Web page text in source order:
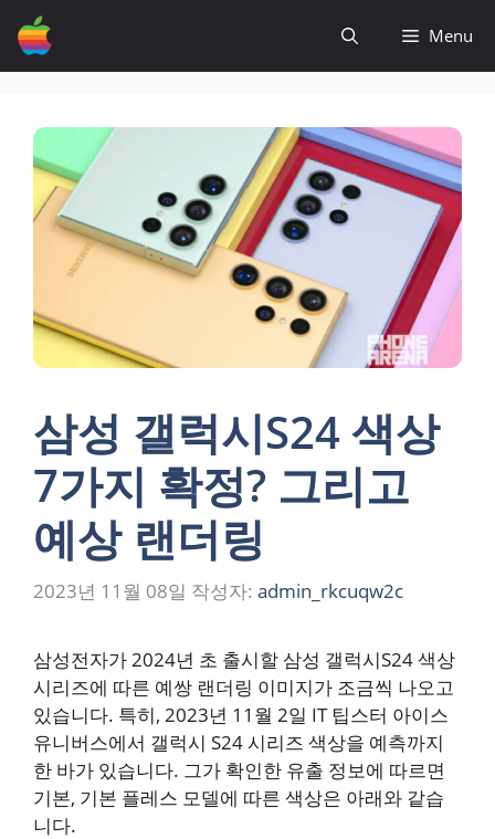
츠
Menu
삼성 갤럭시S24 색상
7가지 확정? 그리고
예상 랜더링
2023년 11월 08일 작성자: admin_rkcuqw2c
삼성전자가 2024년 초 출시할 삼성 갤럭시S24 색상
시리즈에 따른 예쌍 랜더링 이미지가 조금씩 나오고
있습니다. 특히, 2023년 11월 2일 IT 팁스터 아이스
유니버스에서 갤럭시 S24 시리즈 색상을 예측까지
한 바가 있습니다. 그가 확인한 유출 정보에 따르면
기본, 기본 플레스 모델에 따른 색상은 아래와 같습
니다.